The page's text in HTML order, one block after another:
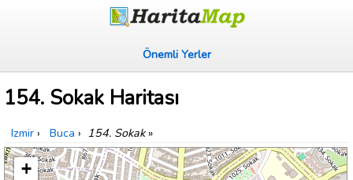
Önemli Yerler
154. Sokak Haritası
Izmir › Buca › 154. Sokak»
+